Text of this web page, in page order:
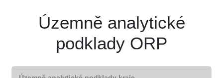
Územně analytické
podklady ORP